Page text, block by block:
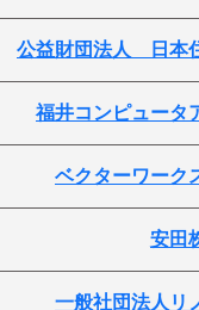
公益財団法人 日本
福井コンピュータ
ベクターワーク
安田
一般社団法人リ